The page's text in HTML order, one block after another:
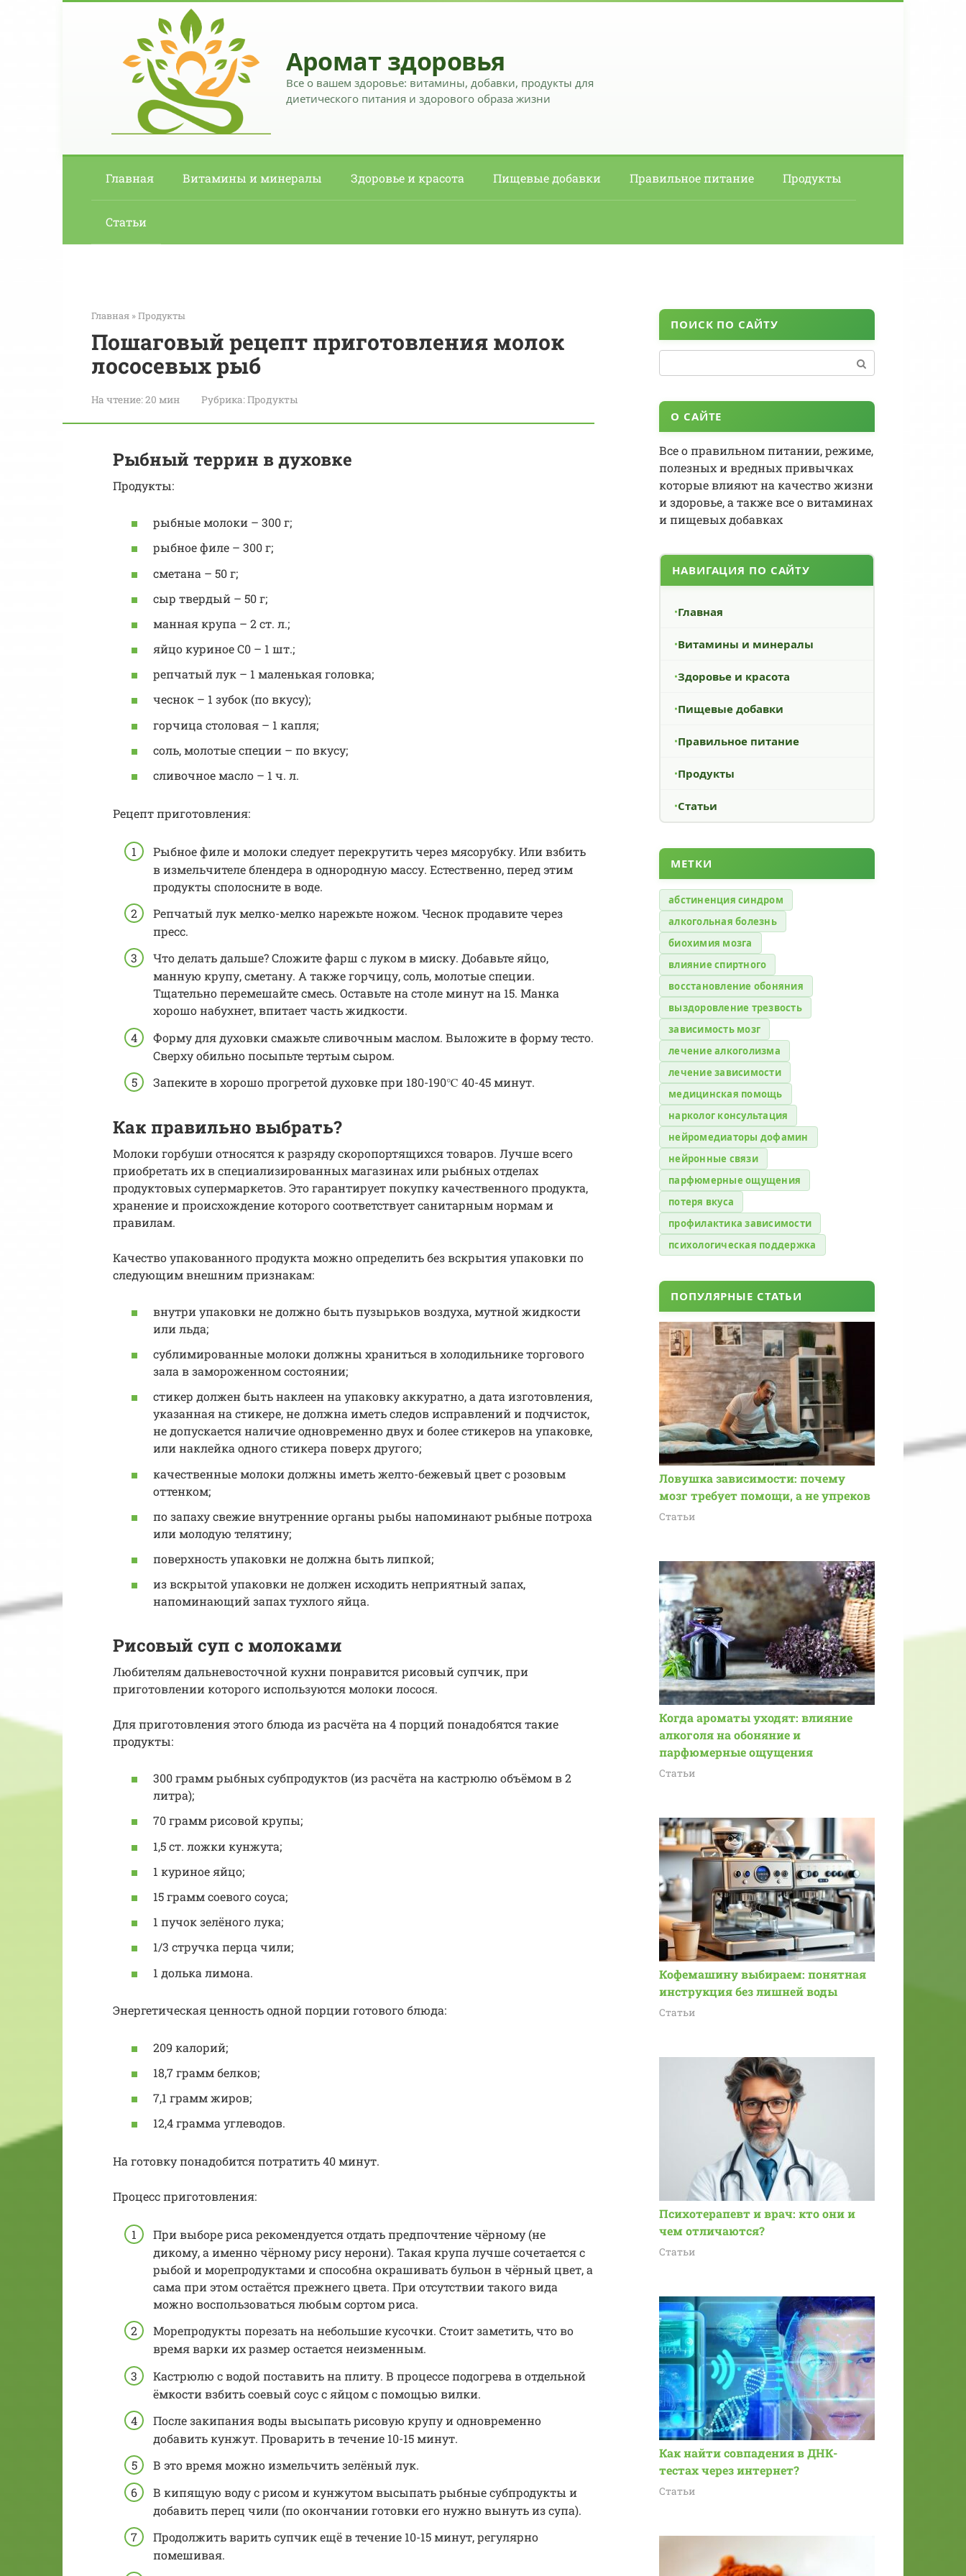
Аромат здоровья
Все о вашем здоровье: витамины, добавки, продукты для
диетического питания и здорового образа жизни
Главная Витамины и минералы Здоровье и красота Пищевые добавки Правильное питание Продукты
Статьи
Главная »Продукты
Пошаговый рецепт приготовления молок
лососевых рыб
На чтение:20 мин Рубрика:Продукты
Рыбный террин в духовке
Продукты:
рыбные молоки – 300 г;
рыбное филе – 300 г;
сметана – 50 г;
сыр твердый – 50 г;
манная крупа – 2 ст. л.;
яйцо куриное С0 – 1 шт.;
репчатый лук – 1 маленькая головка;
чеснок – 1 зубок (по вкусу);
горчица столовая – 1 капля;
соль, молотые специи – по вкусу;
сливочное масло – 1 ч. л.
Рецепт приготовления:
Рыбное филе и молоки следует перекрутить через мясорубку. Или взбить
в измельчителе блендера в однородную массу. Естественно, перед этим
продукты сполосните в воде.
Репчатый лук мелко-мелко нарежьте ножом. Чеснок продавите через
пресс.
Что делать дальше? Сложите фарш с луком в миску. Добавьте яйцо,
манную крупу, сметану. А также горчицу, соль, молотые специи.
Тщательно перемешайте смесь. Оставьте на столе минут на 15. Манка
хорошо набухнет, впитает часть жидкости.
Форму для духовки смажьте сливочным маслом. Выложите в форму тесто.
Сверху обильно посыпьте тертым сыром.
Запеките в хорошо прогретой духовке при 180-190℃ 40-45 минут.
Как правильно выбрать?
Молоки горбуши относятся к разряду скоропортящихся товаров. Лучше всего
приобретать их в специализированных магазинах или рыбных отделах
продуктовых супермаркетов. Это гарантирует покупку качественного продукта,
хранение и происхождение которого соответствует санитарным нормам и
правилам.
Качество упакованного продукта можно определить без вскрытия упаковки по
следующим внешним признакам:
внутри упаковки не должно быть пузырьков воздуха, мутной жидкости
или льда;
сублимированные молоки должны храниться в холодильнике торгового
зала в замороженном состоянии;
стикер должен быть наклеен на упаковку аккуратно, а дата изготовления,
указанная на стикере, не должна иметь следов исправлений и подчисток,
не допускается наличие одновременно двух и более стикеров на упаковке,
или наклейка одного стикера поверх другого;
качественные молоки должны иметь желто-бежевый цвет с розовым
оттенком;
по запаху свежие внутренние органы рыбы напоминают рыбные потроха
или молодую телятину;
поверхность упаковки не должна быть липкой;
из вскрытой упаковки не должен исходить неприятный запах,
напоминающий запах тухлого яйца.
Рисовый суп с молоками
Любителям дальневосточной кухни понравится рисовый супчик, при
приготовлении которого используются молоки лосося.
Для приготовления этого блюда из расчёта на 4 порций понадобятся такие
продукты:
300 грамм рыбных субпродуктов (из расчёта на кастрюлю объёмом в 2
литра);
70 грамм рисовой крупы;
1,5 ст. ложки кунжута;
1 куриное яйцо;
15 грамм соевого соуса;
1 пучок зелёного лука;
1/3 стручка перца чили;
1 долька лимона.
Энергетическая ценность одной порции готового блюда:
209 калорий;
18,7 грамм белков;
7,1 грамм жиров;
12,4 грамма углеводов.
На готовку понадобится потратить 40 минут.
Процесс приготовления:
При выборе риса рекомендуется отдать предпочтение чёрному (не
дикому, а именно чёрному рису нерони). Такая крупа лучше сочетается с
рыбой и морепродуктами и способна окрашивать бульон в чёрный цвет, а
сама при этом остаётся прежнего цвета. При отсутствии такого вида
можно воспользоваться любым сортом риса.
Морепродукты порезать на небольшие кусочки. Стоит заметить, что во
время варки их размер остается неизменным.
Кастрюлю с водой поставить на плиту. В процессе подогрева в отдельной
ёмкости взбить соевый соус с яйцом с помощью вилки.
После закипания воды высыпать рисовую крупу и одновременно
добавить кунжут. Проварить в течение 10-15 минут.
В это время можно измельчить зелёный лук.
В кипящую воду с рисом и кунжутом высыпать рыбные субпродукты и
добавить перец чили (по окончании готовки его нужно вынуть из супа).
Продолжить варить супчик ещё в течение 10-15 минут, регулярно
помешивая.
ПОИСК ПО САЙТУ
О САЙТЕ
Все о правильном питании, режиме,
полезных и вредных привычках
которые влияют на качество жизни
и здоровье, а также все о витаминах
и пищевых добавках
НАВИГАЦИЯ ПО САЙТУ
Главная
Витамины и минералы
Здоровье и красота
Пищевые добавки
Правильное питание
Продукты
Статьи
МЕТКИ
абстиненция синдром
алкогольная болезнь
биохимия мозга
влияние спиртного
восстановление обоняния
выздоровление трезвость
зависимость мозг
лечение алкоголизма
лечение зависимости
медицинская помощь
нарколог консультация
нейромедиаторы дофамин
нейронные связи
парфюмерные ощущения
потеря вкуса
профилактика зависимости
психологическая поддержка
ПОПУЛЯРНЫЕ СТАТЬИ
Ловушка зависимости: почему
мозг требует помощи, а не упреков
Статьи
Когда ароматы уходят: влияние
алкоголя на обоняние и
парфюмерные ощущения
Статьи
Кофемашину выбираем: понятная
инструкция без лишней воды
Статьи
Психотерапевт и врач: кто они и
чем отличаются?
Статьи
Как найти совпадения в ДНК-
тестах через интернет?
Статьи